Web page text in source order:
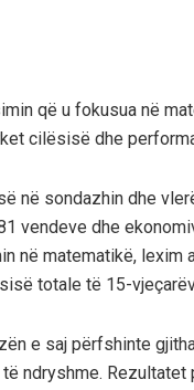
që u fokusua në
cilësisë dhe
në sondazhin dhe
vendeve dhe
në matematikë, lexim
totale të 15-
e saj përfshinte
ndryshme.